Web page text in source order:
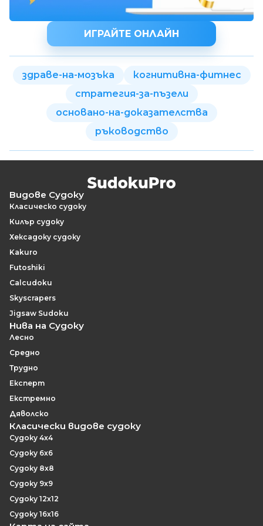
ИГРАЙТЕ ОНЛАЙН
здраве-на-мозъка
когнитивна-фитнес
стратегия-за-пъзели
основано-на-доказателства
ръководство
Видове Судоку
Класическо судоку
Килър судоку
Хексадоку судоку
Kakuro
Futoshiki
Calcudoku
Skyscrapers
Jigsaw Sudoku
Нива на Судоку
Лесно
Средно
Трудно
Експерт
Екстремно
Дяволско
Класически видове судоку
Судоку 4x4
Судоку 6x6
Судоку 8x8
Судоку 9x9
Судоку 12x12
Судоку 16x16